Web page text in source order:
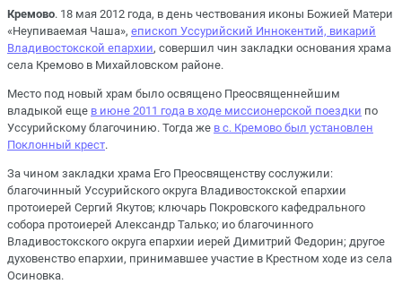
Кремово. 18 мая 2012 года, в день чествования иконы Божией Матери
«Неупиваемая Чаша», епископ Уссурийский Иннокентий, викарий
Владивостокской епархии, совершил чин закладки основания храма
села Кремово в Михайловском районе.
Место под новый храм было освящено Преосвященнейшим
владыкой еще в июне 2011 года в ходе миссионерской поездки по
Уссурийскому благочинию. Тогда же в с. Кремово был установлен
Поклонный крест.
За чином закладки храма Его Преосвященству сослужили:
благочинный Уссурийского округа Владивостокской епархии
протоиерей Сергий Якутов; ключарь Покровского кафедрального
собора протоиерей Александр Талько; ио благочинного
Владивостокского округа епархии иерей Димитрий Федорин; другое
духовенство епархии, принимавшее участие в Крестном ходе из села
Осиновка.